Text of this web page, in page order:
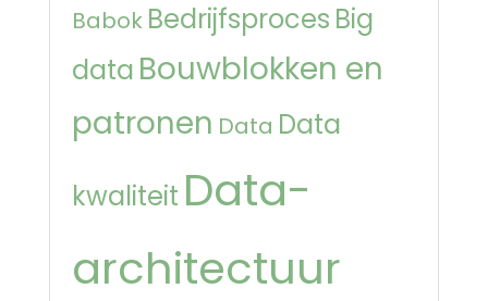
Babok Bedrijfsproces Big
data Bouwblokken en
patronen Data Data
kwaliteit Data-
architectuur